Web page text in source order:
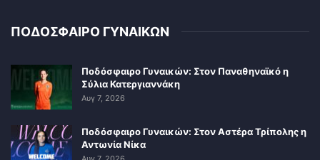
ΠΟΔΟΣΦΑΙΡΟ ΓΥΝΑΙΚΩΝ
Ποδόσφαιρο Γυναικών: Στον Παναθηναϊκό η
Σύλια Κατεργιαννάκη
Αυγ 7, 2026
Ποδόσφαιρο Γυναικών: Στον Αστέρα Τρίπολης η
Αντωνία Νίκα